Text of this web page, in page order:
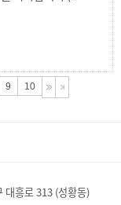
9 10
대흥로 313 (성황동)